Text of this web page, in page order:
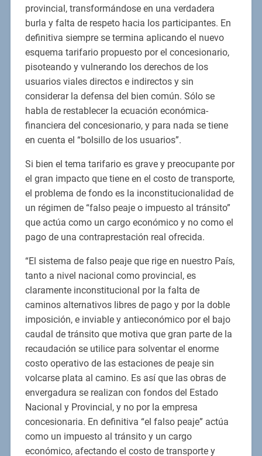
provincial, transformándose en una verdadera
burla y falta de respeto hacia los participantes. En
definitiva siempre se termina aplicando el nuevo
esquema tarifario propuesto por el concesionario,
pisoteando y vulnerando los derechos de los
usuarios viales directos e indirectos y sin
considerar la defensa del bien común. Sólo se
habla de restablecer la ecuación económica-
financiera del concesionario, y para nada se tiene
en cuenta el “bolsillo de los usuarios”.
Si bien el tema tarifario es grave y preocupante por
el gran impacto que tiene en el costo de transporte,
el problema de fondo es la inconstitucionalidad de
un régimen de “falso peaje o impuesto al tránsito”
que actúa como un cargo económico y no como el
pago de una contraprestación real ofrecida.
“El sistema de falso peaje que rige en nuestro País,
tanto a nivel nacional como provincial, es
claramente inconstitucional por la falta de
caminos alternativos libres de pago y por la doble
imposición, e inviable y antieconómico por el bajo
caudal de tránsito que motiva que gran parte de la
recaudación se utilice para solventar el enorme
costo operativo de las estaciones de peaje sin
volcarse plata al camino. Es así que las obras de
envergadura se realizan con fondos del Estado
Nacional y Provincial, y no por la empresa
concesionaria. En definitiva “el falso peaje” actúa
como un impuesto al tránsito y un cargo
económico, afectando el costo de transporte y